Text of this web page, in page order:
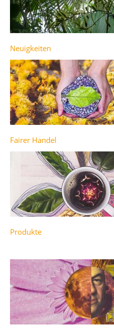
Neuigkeiten
Fairer Handel
Produkte